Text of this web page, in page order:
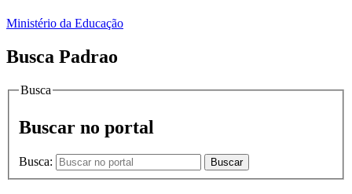
Ministério da Educação
Busca Padrao
Busca
Buscar no portal
Busca: Buscar